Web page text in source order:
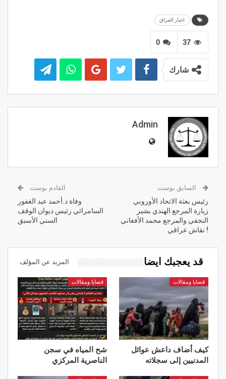
اخبار العراق
0 37
شارك
Admin
السابق بوست
رئيس بعثة الاتحاد الأوروبي
زيارة المرجع الهندي بشير
النجفي والمرجع محمد الأفغاني
! نقاش عراقي
القادم بوست
وفاة د.أحمد عبد الغفور
السامرائي رئيس ديوان الوقف
السني الأسبق
قد يعجبك ايضا المزيد عن المؤلف
قضايا ومقالات
كيف أضاف داعش عوائل
المدنيين إلى سجلاته
قضايا ومقالات
شح المياه في سجن
الناصرية المركزي